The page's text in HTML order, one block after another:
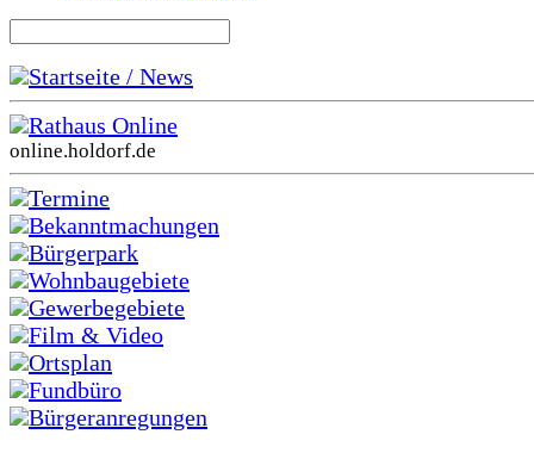
Startseite / News
Rathaus Online
online.holdorf.de
Termine
Bekanntmachungen
Bürgerpark
Wohnbaugebiete
Gewerbegebiete
Film & Video
Ortsplan
Fundbüro
Bürgeranregungen